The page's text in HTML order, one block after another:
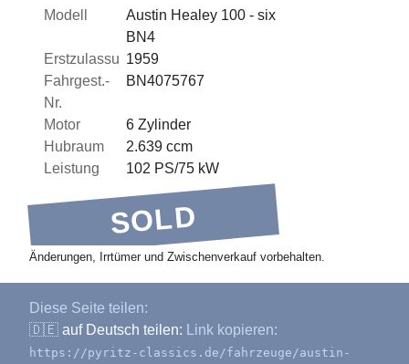
Modell
Austin Healey 100 - six
BN4
Erstzulassung1959
Fahrgest.-
Nr.
BN4075767
Motor
6 Zylinder
Hubraum
2.639 ccm
Leistung
102 PS/75 kW
SOLD
Änderungen, Irrtümer und Zwischenverkauf vorbehalten.
Diese Seite teilen:
🇩🇪 auf Deutsch teilen: Link kopieren:
https://pyritz-classics.de/fahrzeuge/austin-